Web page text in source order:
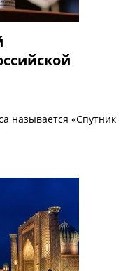
называется «Спутник